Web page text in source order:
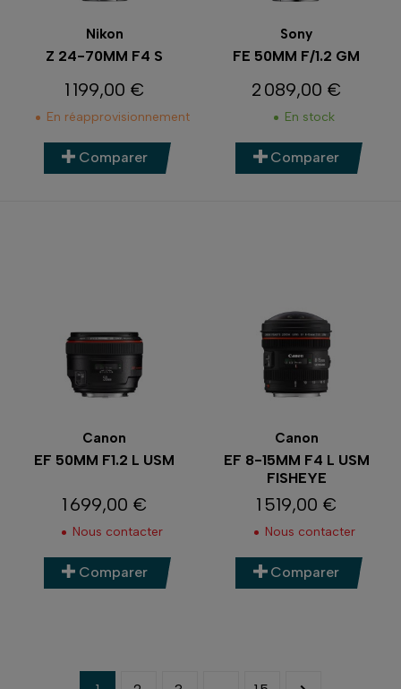
Nikon
Z 24-70MM F4 S
Prix
1 199,00 €
En réapprovisionnement
Comparer
Sony
FE 50MM F/1.2 GM
Prix
2 089,00 €
En stock
Comparer
Canon
EF 50MM F1.2 L USM
Prix
1 699,00 €
Nous contacter
Comparer
Canon
EF 8-15MM F4 L USM
FISHEYE
Prix
1 519,00 €
Nous contacter
Comparer